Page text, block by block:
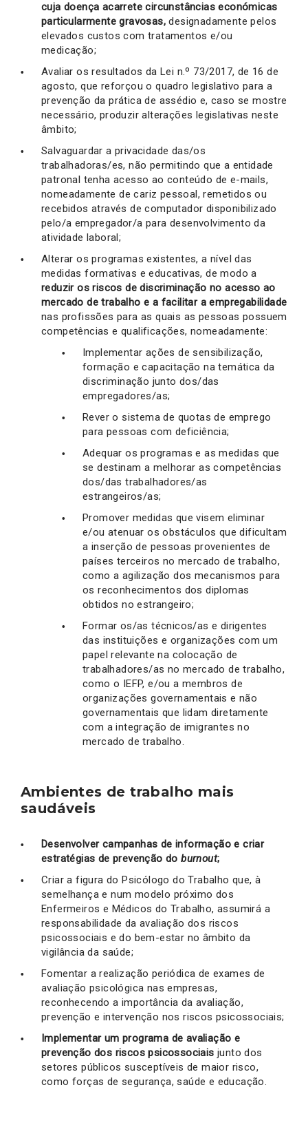
cuja doença acarrete circunstâncias económicas
particularmente gravosas, designadamente pelos
elevados custos com tratamentos e/ou
medicação;
Avaliar os resultados da Lei n.º 73/2017, de 16 de
agosto, que reforçou o quadro legislativo para a
prevenção da prática de assédio e, caso se mostre
necessário, produzir alterações legislativas neste
âmbito;
Salvaguardar a privacidade das/os
trabalhadoras/es, não permitindo que a entidade
patronal tenha acesso ao conteúdo de e-mails,
nomeadamente de cariz pessoal, remetidos ou
recebidos através de computador disponibilizado
pelo/a empregador/a para desenvolvimento da
atividade laboral;
Alterar os programas existentes, a nível das
medidas formativas e educativas, de modo a
reduzir os riscos de discriminação no acesso ao
mercado de trabalho e a facilitar a empregabilidade
nas profissões para as quais as pessoas possuem
competências e qualificações, nomeadamente:
Implementar ações de sensibilização,
formação e capacitação na temática da
discriminação junto dos/das
empregadores/as;
Rever o sistema de quotas de emprego
para pessoas com deficiência;
Adequar os programas e as medidas que
se destinam a melhorar as competências
dos/das trabalhadores/as
estrangeiros/as;
Promover medidas que visem eliminar
e/ou atenuar os obstáculos que dificultam
a inserção de pessoas provenientes de
países terceiros no mercado de trabalho,
como a agilização dos mecanismos para
os reconhecimentos dos diplomas
obtidos no estrangeiro;
Formar os/as técnicos/as e dirigentes
das instituições e organizações com um
papel relevante na colocação de
trabalhadores/as no mercado de trabalho,
como o IEFP, e/ou a membros de
organizações governamentais e não
governamentais que lidam diretamente
com a integração de imigrantes no
mercado de trabalho.
Ambientes de trabalho mais
saudáveis
Desenvolver campanhas de informação e criar
estratégias de prevenção doburnout;
Criar a figura do Psicólogo do Trabalho que, à
semelhança e num modelo próximo dos
Enfermeiros e Médicos do Trabalho, assumirá a
responsabilidade da avaliação dos riscos
psicossociais e do bem-estar no âmbito da
vigilância da saúde;
Fomentar a realização periódica de exames de
avaliação psicológica nas empresas,
reconhecendo a importância da avaliação,
prevenção e intervenção nos riscos psicossociais;
Implementar um programa de avaliação e
prevenção dos riscos psicossociais junto dos
setores públicos susceptíveis de maior risco,
como forças de segurança, saúde e educação.